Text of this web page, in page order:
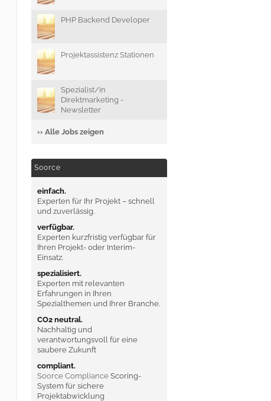
PHP Backend Developer
Projektassistenz Stationen
Spezialist/in
Direktmarketing -
Newsletter
›› Alle Jobs zeigen
Soorce
einfach.
Experten für Ihr Projekt – schnell
und zuverlässig.
verfügbar.
Experten kurzfristig verfügbar für
Ihren Projekt- oder Interim-
Einsatz.
spezialisiert.
Experten mit relevanten
Erfahrungen in Ihren
Spezialthemen und Ihrer Branche.
CO2 neutral.
Nachhaltig und
verantwortungsvoll für eine
saubere Zukunft
compliant.
Soorce ComplianceScoring-
System für sichere
Projektabwicklung